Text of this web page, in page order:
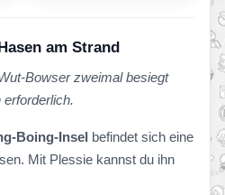
am Strand
Bowser zweimal besiegt
erforderlich.
Boing-Insel befindet sich eine
Mit Plessie kannst du ihn